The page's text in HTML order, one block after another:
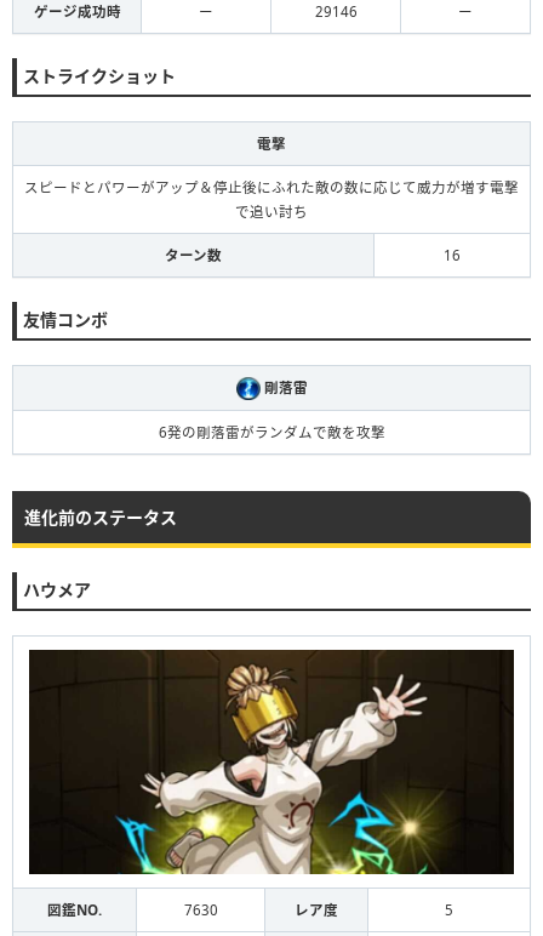
ゲージ成功時 ー 29146 ー
ストライクショット
電撃
スピードとパワーがアップ＆停止後にふれた敵の数に応じて威力が増す電撃
で追い討ち
ターン数 16
友情コンボ
剛落雷
6発の剛落雷がランダムで敵を攻撃
進化前のステータス
ハウメア
図鑑NO. 7630 レア度 5